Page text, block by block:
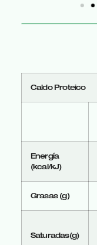
Caldo Proteico
Energía
(kcal/kJ)
Grasas (g)
Saturadas(g)